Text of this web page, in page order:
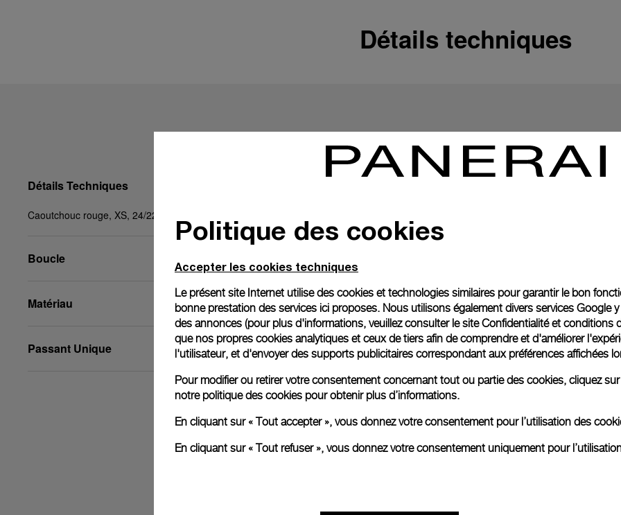
Retours et échanges
Officine Panerai
crédit :
personnalisé.
En savoir plus
Toutes les images sont des
aux produits réels.
Détails techniques
Détails Techniques
Caoutchouc rouge, XS, 24/22, BA
Boucle
Matériau
Passant Unique
Politique des cookies
Accepter les cookies techniques
Le présent site Internet utilise des cookies et technologies similaires pour garantir le bon
bonne prestation des services ici proposes. Nous utilisons également divers services Google
des annonces (pour plus d'informations, veuillez consulter lesite Confidentialité et conditions
que nos propres cookies analytiques et ceux de tiers afin de comprendre et d'améliorer
l'utilisateur, et d'envoyer des supports publicitaires correspondant aux préférences affichées
Pour modifier ou retirer votre consentement concernant tout ou partie des cookies, cliquez
notre politique des cookies pour obtenir plus d’informations.
En cliquant sur « Tout accepter », vous donnez votre consentement pour l’utilisation des
En cliquant sur « Tout refuser », vous donnez votre consentement uniquement pour